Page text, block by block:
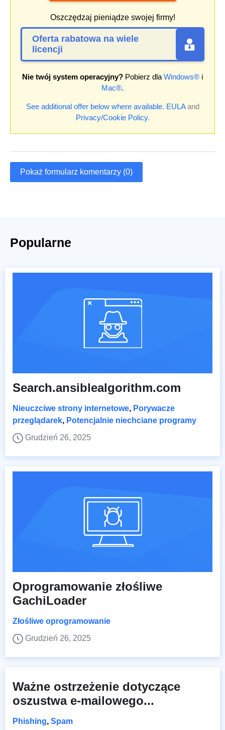
Oszczędzaj pieniądze swojej firmy!
Oferta rabatowa na wiele
licencji
Nie twój system operacyjny? Pobierz dla Windows® i
Mac®.
See additional offer below where available. EULAand
Privacy/Cookie Policy.
Pokaż formularz komentarzy (0)
Popularne
Search.ansiblealgorithm.com
Nieuczciwe strony internetowe, Porywacze
przeglądarek, Potencjalnie niechciane programy
Grudzień 26, 2025
Oprogramowanie złośliwe
GachiLoader
Złośliwe oprogramowanie
Grudzień 26, 2025
Ważne ostrzeżenie dotyczące
oszustwa e-mailowego...
Phishing, Spam